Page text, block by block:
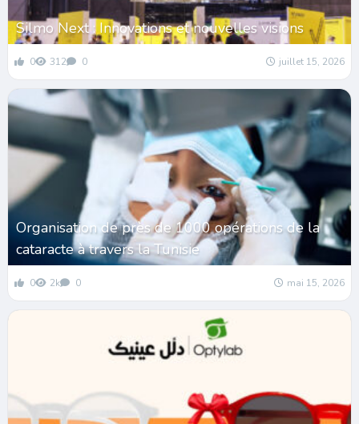
Silmo Next : Innovations et nouvelles visions
0 312 0 juillet 15, 2026
Organisation de près de 1000 opérations de la
cataracte à travers la Tunisie
0 2k 0 mai 15, 2026